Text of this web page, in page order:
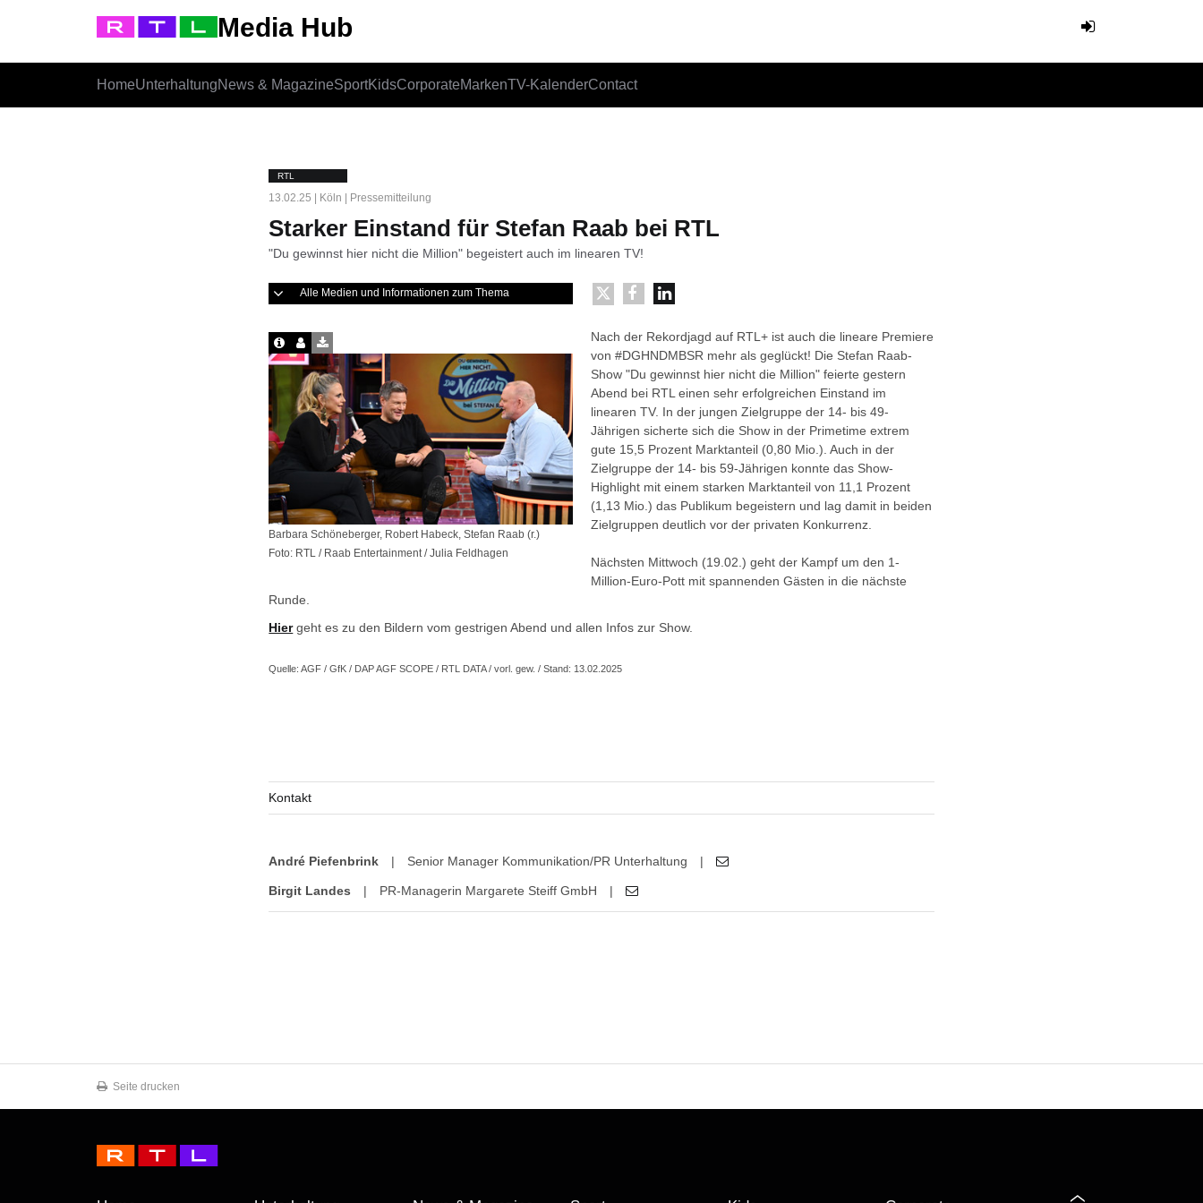
Media Hub
HomeUnterhaltungNews & MagazineSportKidsCorporateMarkenTV-KalenderContact
RTL
13.02.25 | Köln | Pressemitteilung
Starker Einstand für Stefan Raab bei RTL
"Du gewinnst hier nicht die Million" begeistert auch im linearen TV!
Alle Medien und Informationen zum Thema
Barbara Schöneberger, Robert Habeck, Stefan Raab (r.)
Foto: RTL / Raab Entertainment / Julia Feldhagen
Nach der Rekordjagd auf RTL+ ist auch die lineare Premiere
von #DGHNDMBSR mehr als geglückt! Die Stefan Raab-
Show "Du gewinnst hier nicht die Million" feierte gestern
Abend bei RTL einen sehr erfolgreichen Einstand im
linearen TV. In der jungen Zielgruppe der 14- bis 49-
Jährigen sicherte sich die Show in der Primetime extrem
gute 15,5 Prozent Marktanteil (0,80 Mio.). Auch in der
Zielgruppe der 14- bis 59-Jährigen konnte das Show-
Highlight mit einem starken Marktanteil von 11,1 Prozent
(1,13 Mio.) das Publikum begeistern und lag damit in beiden
Zielgruppen deutlich vor der privaten Konkurrenz.
Nächsten Mittwoch (19.02.) geht der Kampf um den 1-
Million-Euro-Pott mit spannenden Gästen in die nächste
Runde.
Hier geht es zu den Bildern vom gestrigen Abend und allen Infos zur Show.
Quelle: AGF / GfK / DAP AGF SCOPE / RTL DATA / vorl. gew. / Stand: 13.02.2025
Kontakt
André Piefenbrink | Senior Manager Kommunikation/PR Unterhaltung |
Birgit Landes | PR-Managerin Margarete Steiff GmbH |
Seite drucken